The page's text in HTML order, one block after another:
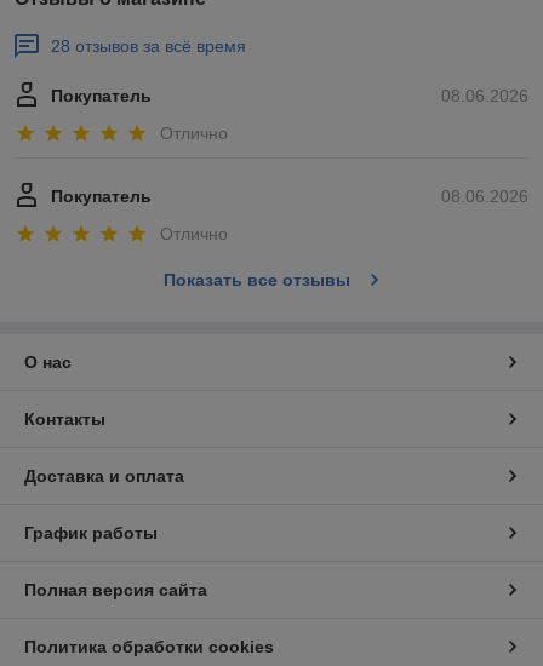
28 отзывов за всё время
08.06.2026
Покупатель
Отлично
08.06.2026
Покупатель
Отлично
Показать все отзывы
О нас
Контакты
Доставка и оплата
График работы
Полная версия сайта
Политика обработки cookies